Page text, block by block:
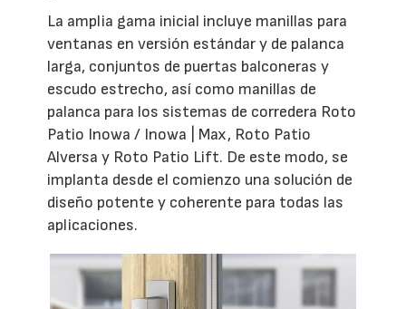
La amplia gama inicial incluye manillas para
ventanas en versión estándar y de palanca
larga, conjuntos de puertas balconeras y
escudo estrecho, así como manillas de
palanca para los sistemas de corredera Roto
Patio Inowa / Inowa | Max, Roto Patio
Alversa y Roto Patio Lift. De este modo, se
implanta desde el comienzo una solución de
diseño potente y coherente para todas las
aplicaciones.